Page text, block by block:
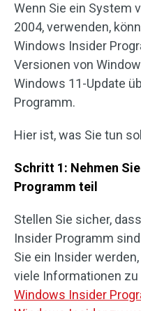
Wenn Sie ein System
2004, verwenden,
Windows Insider
Versionen von
Windows 11-Update
Programm.
Hier ist, was Sie tun
Schritt 1: Nehmen
Programm teil
Stellen Sie sicher,
Insider Programm
Sie ein Insider
viele Informationen zu
Windows Insider